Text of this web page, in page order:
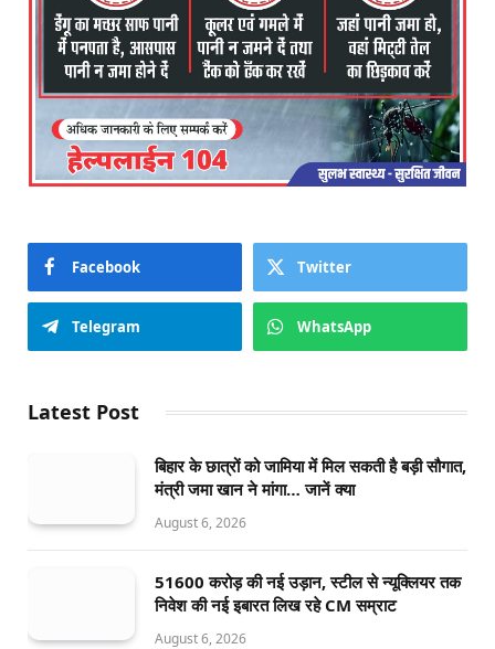
Facebook Twitter
Telegram WhatsApp
Latest Post
बिहार के छात्रों को जामिया में मिल सकती है बड़ी सौगात,
मंत्री जमा खान ने मांगा… जानें क्या
August 6, 2026
51600 करोड़ की नई उड़ान, स्टील से न्यूक्लियर तक
निवेश की नई इबारत लिख रहे CM सम्राट
August 6, 2026